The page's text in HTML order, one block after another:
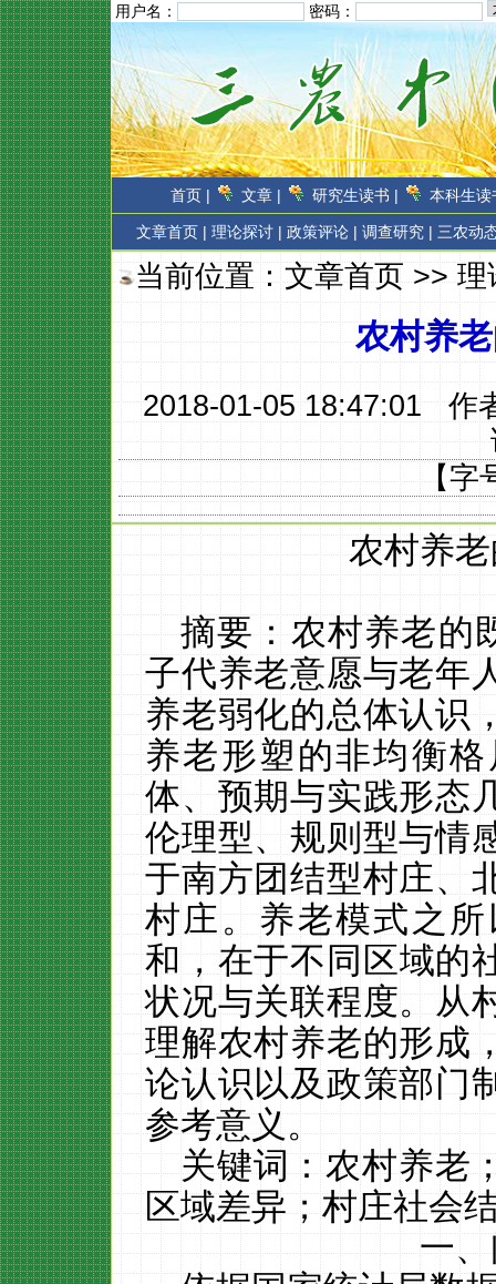
用户名： 密码：
首页 | 文章 | 研究生读书 | 本科生读
文章首页 | 理论探讨 | 政策评论 | 调查研究 | 三农动
当前位置：文章首页>>理
农村养
2018-01-05 18:47:01 作
【字
农村养
摘要：农村养老的
子代养老意愿与老年
养老弱化的总体认识
养老形塑的非均衡
体、预期与实践形态
伦理型、规则型与情
于南方团结型村庄、
村庄。养老模式之
和，在于不同区域
状况与关联程度。从
理解农村养老的形成
论认识以及政策部门
参考意义。
关键词：农村养老
区域差异；村庄社会
一、